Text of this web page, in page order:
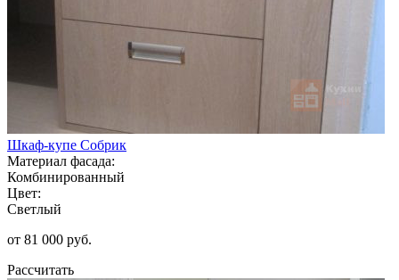
Шкаф-купе Собрик
Материал фасада:
Комбинированный
Цвет:
Светлый
от 81 000 руб.
Рассчитать